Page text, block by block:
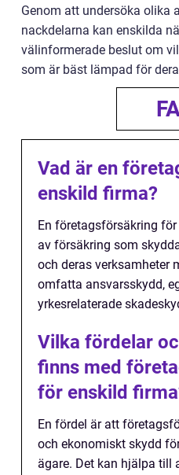
Genom att undersöka olika
nackdelarna kan enskilda
välinformerade beslut om
som är bäst lämpad för
Vad är en
enskild firma?
En företagsförsäkring
av försäkring som
och deras verksamheter
omfatta ansvarsskydd,
yrkesrelaterade
Vilka fördelar
finns med
för enskild
En fördel är att
och ekonomiskt skydd
ägare. Det kan hjälpa till